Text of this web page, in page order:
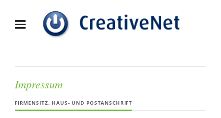
Impressum
FIRMENSITZ, HAUS- UND POSTANSCHRIFT